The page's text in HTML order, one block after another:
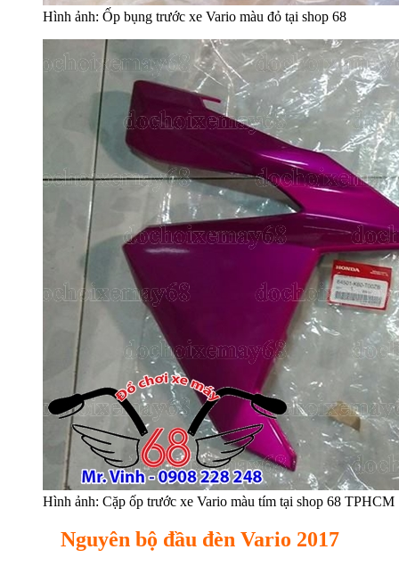
Hình ảnh: Ốp bụng trước xe Vario màu đỏ tại shop 68
Hình ảnh: Cặp ốp trước xe Vario màu tím tại shop 68 TPHCM
Nguyên bộ đầu đèn Vario 2017